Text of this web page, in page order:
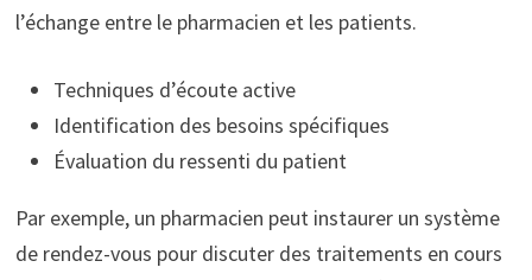
l’échange entre le pharmacien et les patients.
Techniques d’écoute active
Identification des besoins spécifiques
Évaluation du ressenti du patient
Par exemple, un pharmacien peut instaurer un système
de rendez-vous pour discuter des traitements en cours